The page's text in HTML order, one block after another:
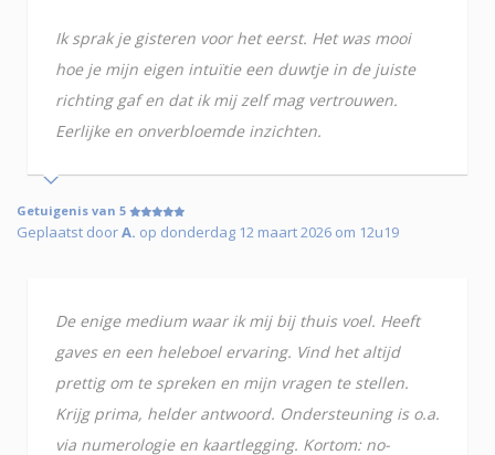
Ik sprak je gisteren voor het eerst. Het was mooi
hoe je mijn eigen intuïtie een duwtje in de juiste
richting gaf en dat ik mij zelf mag vertrouwen.
Eerlijke en onverbloemde inzichten.
Getuigenis van 5
Geplaatst doorA. op donderdag 12 maart 2026 om 12u19
De enige medium waar ik mij bij thuis voel. Heeft
gaves en een heleboel ervaring. Vind het altijd
prettig om te spreken en mijn vragen te stellen.
Krijg prima, helder antwoord. Ondersteuning is o.a.
via numerologie en kaartlegging. Kortom: no-